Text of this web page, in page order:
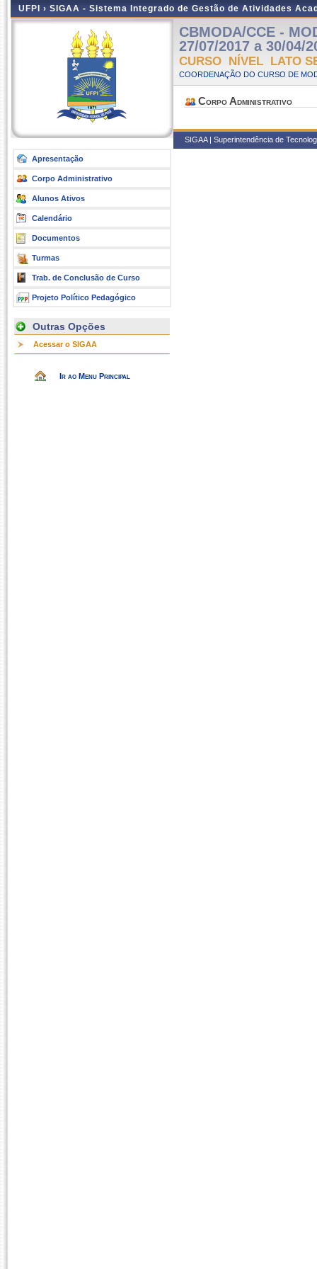
UFPI › SIGAA - Sistema Integrado de Gestão de Atividades
Apresentação
Corpo Administrativo
Alunos Ativos
Calendário
Documentos
Turmas
Trab. de Conclusão de Curso
Projeto Político Pedagógico
Outras Opções
Acessar o SIGAA
Ir ao Menu Principal
CBMODA/CCE -
27/07/2017 a 30/04/
CURSO NÍVEL LATO
COORDENAÇÃO DO CURSO DE
Corpo Administrativo
SIGAA | Superintendência de